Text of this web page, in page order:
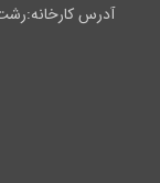
آدرس